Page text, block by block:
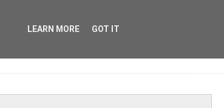
LEARN MORE GOT IT